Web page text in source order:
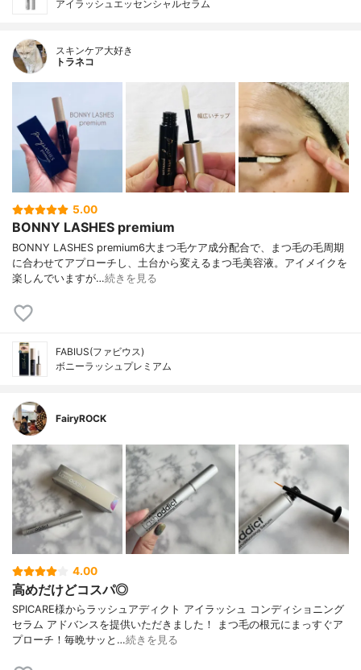
アイラッシュエッセンシャルセラム
スキンケア大好き
トラネコ
5.00
BONNY LASHES premium
BONNY LASHES premium6大まつ毛ケア成分配合で、まつ毛の毛周期
に合わせてアプローチし、土台から変えるまつ毛美容液。アイメイクを
楽しんでいますが…続きを見る
FABIUS(ファビウス)
ボニーラッシュプレミアム
FairyROCK
4.00
高めだけどコスパ◎
SPICARE様からラッシュアディクト アイラッシュ コンディショニング
セラム アドバンスを提供いただきました！ まつ毛の根元にまっすぐア
プローチ！毎晩サッと…続きを見る